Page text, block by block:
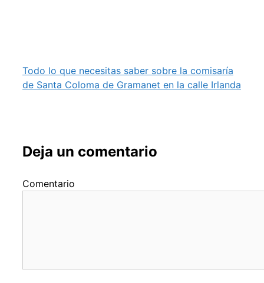
Todo lo que necesitas saber sobre la comisaría
de Santa Coloma de Gramanet en la calle Irlanda
Deja un comentario
Comentario